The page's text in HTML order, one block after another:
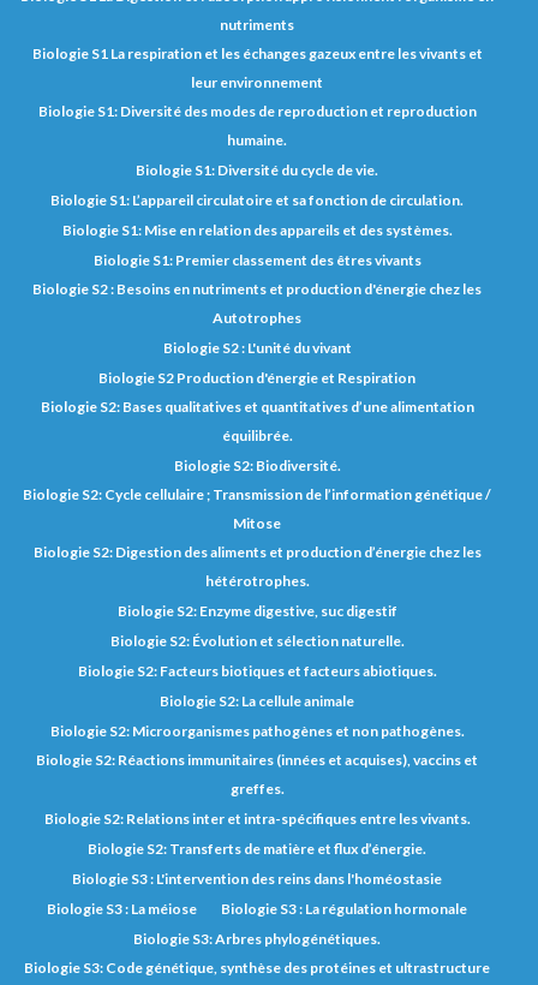
nutriments
Biologie S1 La respiration et les échanges gazeux entre les vivants et
leur environnement
Biologie S1: Diversité des modes de reproduction et reproduction
humaine.
Biologie S1: Diversité du cycle de vie.
Biologie S1: L’appareil circulatoire et sa fonction de circulation.
Biologie S1: Mise en relation des appareils et des systèmes.
Biologie S1: Premier classement des êtres vivants
Biologie S2 : Besoins en nutriments et production d'énergie chez les
Autotrophes
Biologie S2 : L'unité du vivant
Biologie S2 Production d'énergie et Respiration
Biologie S2: Bases qualitatives et quantitatives d’une alimentation
équilibrée.
Biologie S2: Biodiversité.
Biologie S2: Cycle cellulaire ; Transmission de l’information génétique /
Mitose
Biologie S2: Digestion des aliments et production d’énergie chez les
hétérotrophes.
Biologie S2: Enzyme digestive, suc digestif
Biologie S2: Évolution et sélection naturelle.
Biologie S2: Facteurs biotiques et facteurs abiotiques.
Biologie S2: La cellule animale
Biologie S2: Microorganismes pathogènes et non pathogènes.
Biologie S2: Réactions immunitaires (innées et acquises), vaccins et
greffes.
Biologie S2: Relations inter et intra-spécifiques entre les vivants.
Biologie S2: Transferts de matière et flux d’énergie.
Biologie S3 : L'intervention des reins dans l'homéostasie
Biologie S3 : La méiose
Biologie S3 : La régulation hormonale
Biologie S3: Arbres phylogénétiques.
Biologie S3: Code génétique, synthèse des protéines et ultrastructure